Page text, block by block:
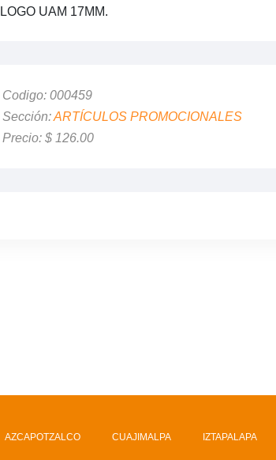
UAM 17MM.
Codigo: 000459
Sección:ARTÍCULOS PROMOCIONALES
Precio: $ 126.00
AZCAPOTZALCO CUAJIMALPA IZTAPALAPA